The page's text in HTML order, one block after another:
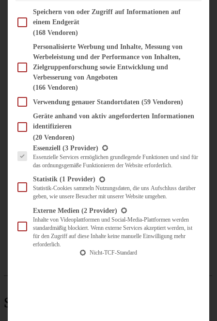
VEGAN HERZHAFT
SÜSS & HERZHAFT
BROTAUFSTRICH
BRUNCH & FRÜHSTÜCK
KINDER-LIEBLINGSESSEN
KÜCHENGESCHENKE
UNTERWEGS
REISETIPPS
KULINARISCH UNTERWEGS
ÜBER MICH
ZUSAMMENARBEIT
Suppe
Im Folgenden finden Sie eine Liste der Zwecke des IAB Transparency and Consent
Speichern von oder Zugriff auf Informationen auf
einem Endgerät
(168 Vendoren)
Personalisierte Werbung und Inhalte, Messung von
Werbeleistung und der Performance von Inhalten,
Zielgruppenforschung sowie Entwicklung und
Verbesserung von Angeboten
(166 Vendoren)
Verwendung genauer Standortdaten (59 Vendoren)
Geräte anhand von aktiv angeforderten Informationen
identifizieren
(20 Vendoren)
Es folgt eine Liste der Service-Gruppen, für die eine Einwilligung erteilt werden
Essenziell (3 Provider)
Essenzielle Services ermöglichen grundlegende Funktionen und sind für
das ordnungsgemäße Funktionieren der Website erforderlich.
Statistik (1 Provider)
Statistik-Cookies sammeln Nutzungsdaten, die uns Aufschluss darüber
geben, wie unsere Besucher mit unserer Website umgehen.
Externe Medien (2 Provider)
Inhalte von Videoplattformen und Social-Media-Plattformen werden
standardmäßig blockiert. Wenn externe Services akzeptiert werden, ist
für den Zugriff auf diese Inhalte keine manuelle Einwilligung mehr
erforderlich.
Nicht-TCF-Standard